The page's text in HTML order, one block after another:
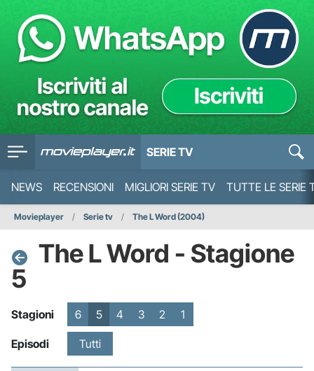
SERIE TV
NEWS RECENSIONI MIGLIORI SERIE TV TUTTE LE SERIE
Movieplayer Serie tv The L Word (2004)
The L Word - Stagione
5
Stagioni 6 5 4 3 2 1
Episodi Tutti